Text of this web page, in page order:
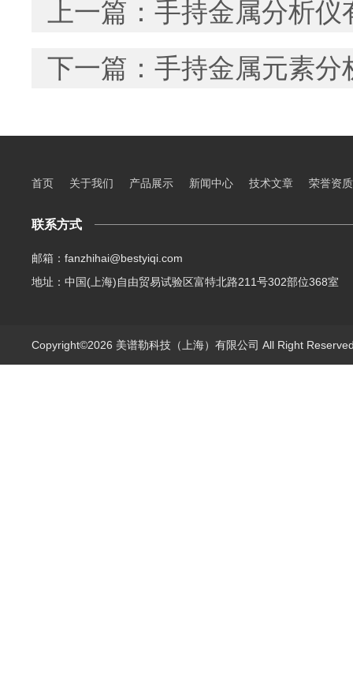
上一篇： 手持金属分析仪
下一篇： 手持金属元素分
首页 关于我们 产品展示 新闻中心 技术文章 荣誉资质
联系方式
邮箱：fanzhihai@bestyiqi.com
地址：中国(上海)自由贸易试验区富特北路211号302部位368室
Copyright©2026 美谱勒科技（上海）有限公司 All Right